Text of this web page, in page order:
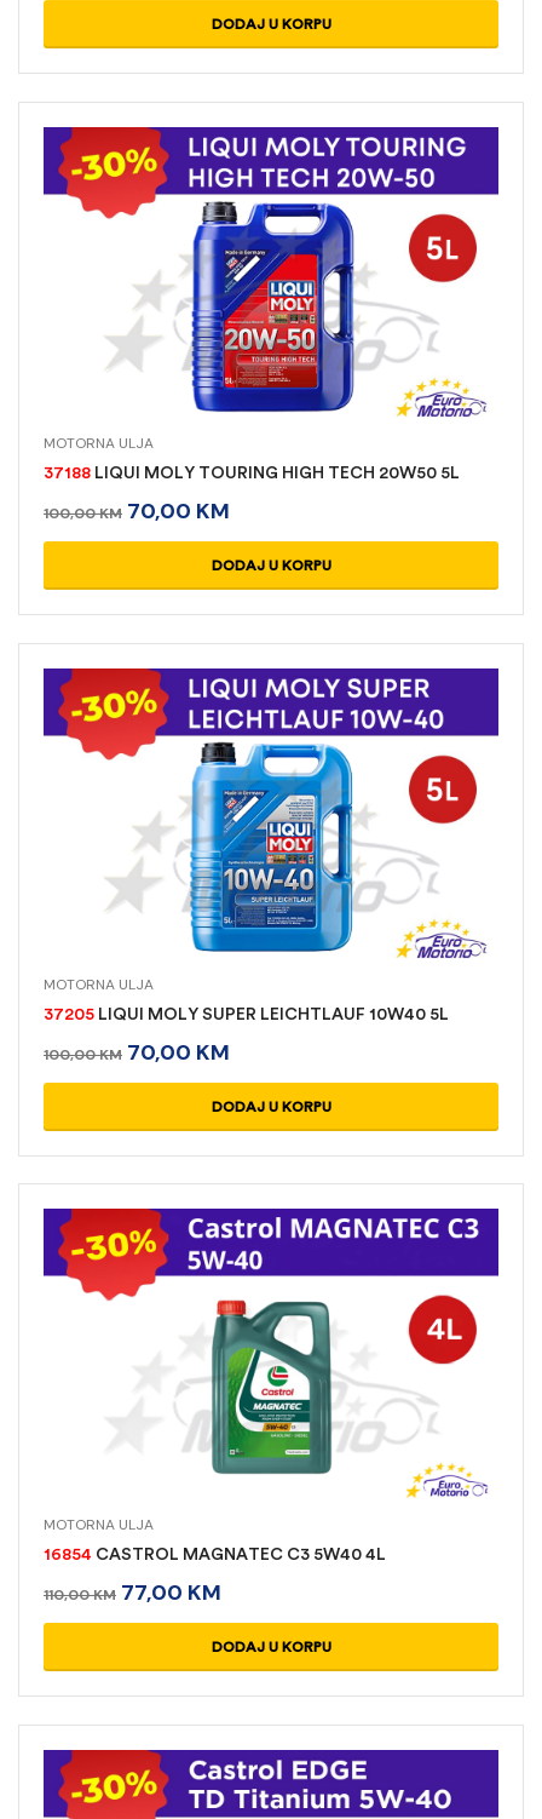
DODAJ U KORPU
MOTORNA ULJA
37188 LIQUI MOLY TOURING HIGH TECH 20W50 5L
100,00KM 70,00 KM
DODAJ U KORPU
MOTORNA ULJA
37205 LIQUI MOLY SUPER LEICHT­LAUF 10W40 5L
100,00KM 70,00 KM
DODAJ U KORPU
MOTORNA ULJA
16854 CASTROL MAGNATEC C3 5W40 4L
110,00KM 77,00 KM
DODAJ U KORPU